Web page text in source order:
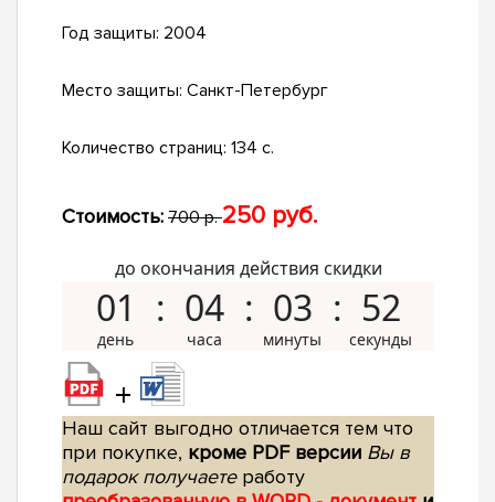
Год защиты: 2004
Место защиты: Санкт-Петербург
Количество страниц: 134 с.
Стоимость: 700 р.250 руб.
до окончания действия скидки
01 04 03 51
+
Наш сайт выгодно отличается тем что
при покупке, кроме PDF версии Вы в
подарок получаетеработу